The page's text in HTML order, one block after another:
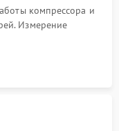
Подробнее →
компрессора и
Измерение
термостата и
дисплея.